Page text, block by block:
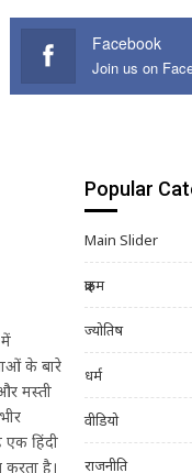
Facebook
Join us on
के बारे
मस्ती
एक हिंदी
करता है।
Popular
Main Slider
क्राइम
ज्योतिष
धर्म
वीडियो
राजनीति